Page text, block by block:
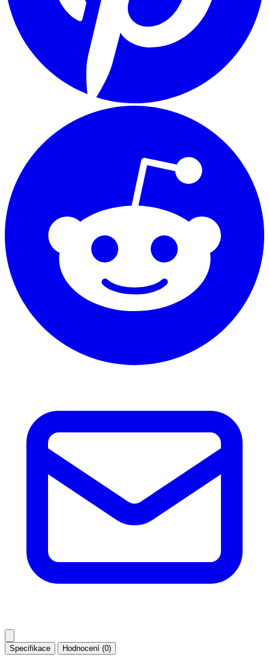
Specifikace Hodnocení (0)